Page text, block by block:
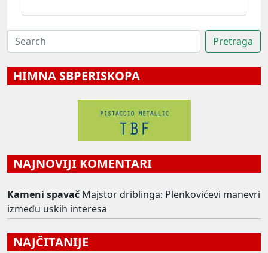
HIMNA SBPERISKOPA
NAJNOVIJI KOMENTARI
Kameni spavač Majstor driblinga: Plenkovićevi manevri
između uskih interesa
NAJČITANIJE